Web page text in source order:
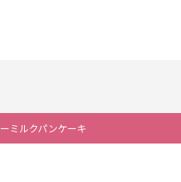
ミルクパンケーキ